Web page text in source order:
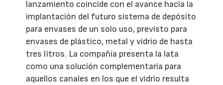
lanzamiento coincide con el avance hacia la
implantación del futuro sistema de depósito
para envases de un solo uso, previsto para
envases de plástico, metal y vidrio de hasta
tres litros. La compañía presenta la lata
como una solución complementaria para
aquellos canales en los que el vidrio resulta